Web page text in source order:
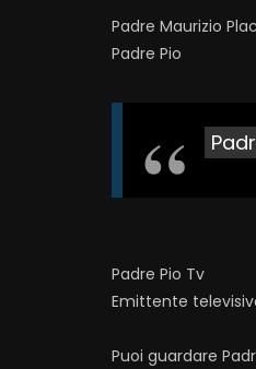
Padre Maurizio
Padre Pio
Padre Pio Tv
Emittente
Puoi guardare